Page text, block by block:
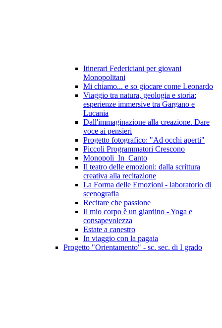
Itinerari Federiciani per giovani
Monopolitani
Mi chiamo... e so giocare come Leonardo
Viaggio tra natura, geologia e storia:
esperienze immersive tra Gargano e
Lucania
Dall'immaginazione alla creazione. Dare
voce ai pensieri
Progetto fotografico: "Ad occhi aperti"
Piccoli Programmatori Crescono
Monopoli_In_Canto
Il teatro delle emozioni: dalla scrittura
creativa alla recitazione
La Forma delle Emozioni - laboratorio di
scenografia
Recitare che passione
Il mio corpo è un giardino - Yoga e
consapevolezza
Estate a canestro
In viaggio con la pagaia
Progetto "Orientamento" - sc. sec. di I grado